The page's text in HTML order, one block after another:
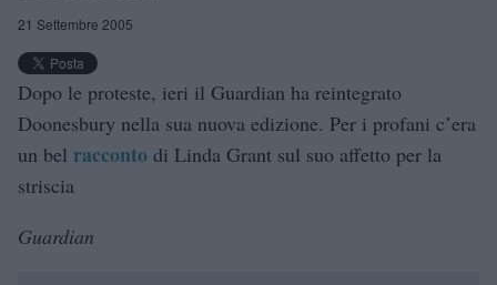
21 Settembre 2005
Dopo le proteste, ieri il Guardian ha reintegrato
Doonesbury nella sua nuova edizione. Per i profani c’era
un bel racconto di Linda Grant sul suo affetto per la
striscia
Guardian